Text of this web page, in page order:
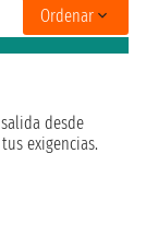
Ordenar
desde
exigencias.